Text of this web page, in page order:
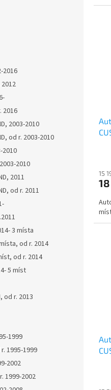
2016
2012
2016
2003-2010
od r. 2003-2010
2010
2010
2011
od r. 2011
3 místa
od r. 2014
od r. 2014
5 míst
od r. 2013
1999
1995-1999
2002
1999-2002
15